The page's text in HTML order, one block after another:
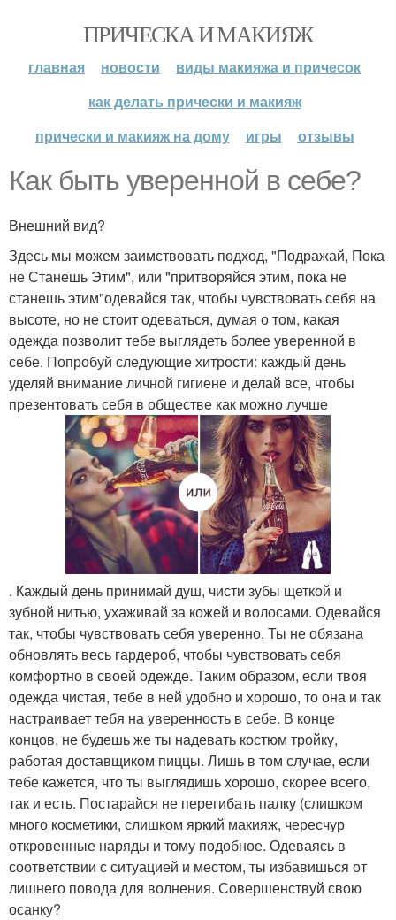
ПРИЧЕСКА И МАКИЯЖ
главная новости
виды макияжа и причесок
как делать прически и макияж
прически и макияж на дому
игры отзывы
Как быть уверенной в себе?
Внешний вид?
Здесь мы можем заимствовать подход, "Подражай, Пока
не Станешь Этим", или "притворяйся этим, пока не
станешь этим"одевайся так, чтобы чувствовать себя на
высоте, но не стоит одеваться, думая о том, какая
одежда позволит тебе выглядеть более уверенной в
себе. Попробуй следующие хитрости: каждый день
уделяй внимание личной гигиене и делай все, чтобы
презентовать себя в обществе как можно лучше
. Каждый день принимай душ, чисти зубы щеткой и
зубной нитью, ухаживай за кожей и волосами. Одевайся
так, чтобы чувствовать себя уверенно. Ты не обязана
обновлять весь гардероб, чтобы чувствовать себя
комфортно в своей одежде. Таким образом, если твоя
одежда чистая, тебе в ней удобно и хорошо, то она и так
настраивает тебя на уверенность в себе. В конце
концов, не будешь же ты надевать костюм тройку,
работая доставщиком пиццы. Лишь в том случае, если
тебе кажется, что ты выглядишь хорошо, скорее всего,
так и есть. Постарайся не перегибать палку (слишком
много косметики, слишком яркий макияж, чересчур
откровенные наряды и тому подобное. Одеваясь в
соответствии с ситуацией и местом, ты избавишься от
лишнего повода для волнения. Совершенствуй свою
осанку?